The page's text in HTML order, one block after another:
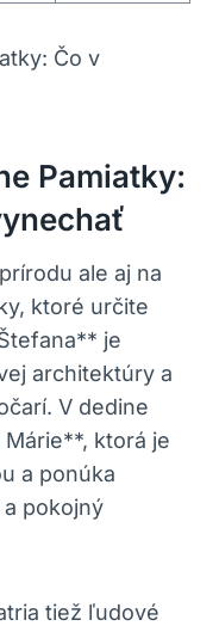
Pamiatky:
ale‌ aj​ na
ktoré určite
je
​architektúry a
V dedine
ktorá je
a ponúka
pokojný
tiež ľudové